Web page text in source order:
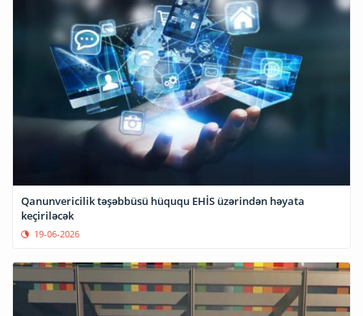
Qanunvericilik təşəbbüsü hüququ EHİS üzərindən həyata
keçiriləcək
19-06-2026